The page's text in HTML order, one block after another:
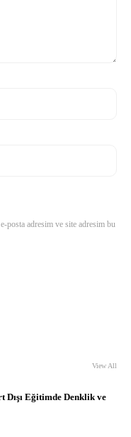
posta adresim ve site adresim bu
View All
Dışı Eğitimde Denklik ve